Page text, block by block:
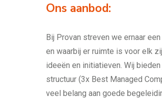
Ons aanbod:
Bij Provan streven we ernaar
en waarbij er ruimte is voor elk
ideeën en initiatieven. Wij
structuur (3x Best Managed
veel belang aan goede